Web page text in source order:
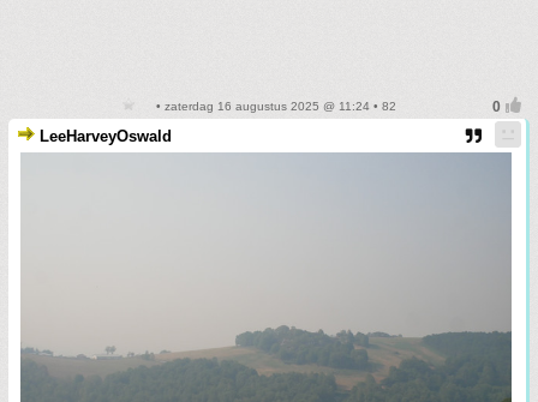
• zaterdag 16 augustus 2025 @ 11:24 • 82
LeeHarveyOswald